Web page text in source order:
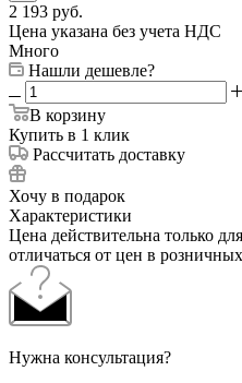
2 193 руб.
Цена указана без учета НДС
Много
Нашли дешевле?
В корзину
Купить в 1 клик
Рассчитать доставку
Хочу в подарок
Характеристики
Цена действительна только
отличаться от цен в
Нужна консультация?